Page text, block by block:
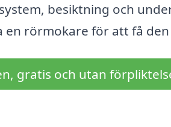
besiktning och
en rörmokare för att få
gratis och utan